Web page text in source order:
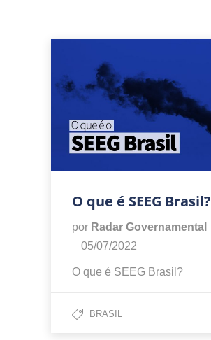
O que é SEEG Brasil?
por Radar Governamental
05/07/2022
O que é SEEG Brasil?
BRASIL